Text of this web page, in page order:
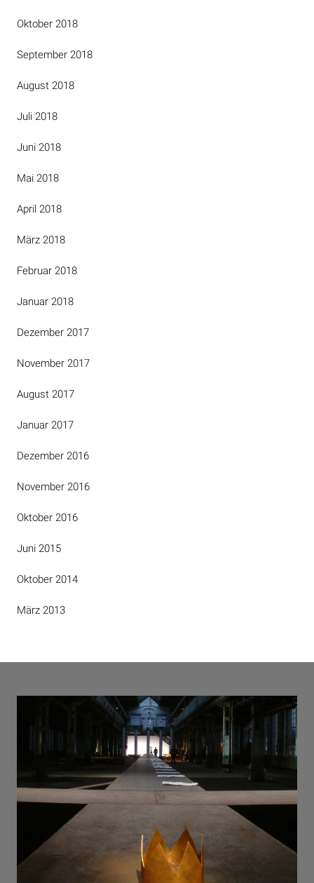
Oktober 2018
September 2018
August 2018
Juli 2018
Juni 2018
Mai 2018
April 2018
März 2018
Februar 2018
Januar 2018
Dezember 2017
November 2017
August 2017
Januar 2017
Dezember 2016
November 2016
Oktober 2016
Juni 2015
Oktober 2014
März 2013